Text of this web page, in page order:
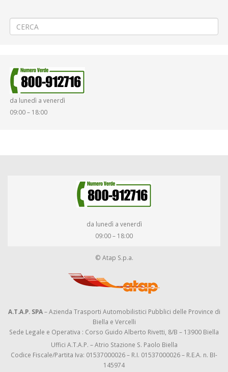
da lunedì a venerdì
09:00 – 18:00
da lunedì a venerdì
09:00 – 18:00
© Atap S.p.a.
A.T.A.P. SPA– Azienda Trasporti Automobilistici Pubblici delle Province di
Biella e Vercelli
Sede Legale e Operativa : Corso Guido Alberto Rivetti, 8/B – 13900 Biella
Uffici A.T.A.P. – Atrio Stazione S. Paolo Biella
Codice Fiscale/Partita Iva: 01537000026 – R.I. 01537000026 – R.E.A. n. BI-
145974